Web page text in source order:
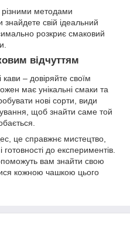
різними методами
свій ідеальний
розкриє смаковий
відчуттям
– довіряйте своїм
має унікальні смаки та
нові сорти, види
щоб знайти саме той
це справжнє мистецтво,
до експериментів.
вам знайти свою
кожною чашкою цього